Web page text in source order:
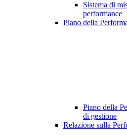
Sistema di
performance
Piano della
Piano della
di gestione
Relazione sulla